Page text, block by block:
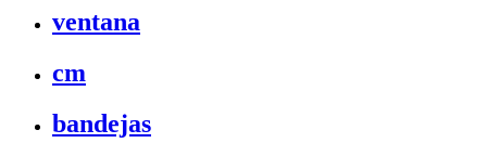
ventana
cm
bandejas